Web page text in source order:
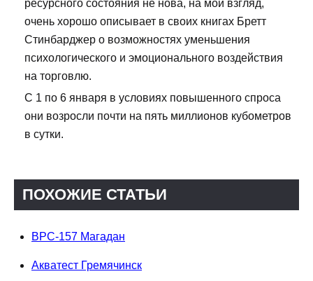
ресурсного состояния не нова, на мой взгляд,
очень хорошо описывает в своих книгах Бретт
Стинбарджер о возможностях уменьшения
психологического и эмоционального воздействия
на торговлю.
С 1 по 6 января в условиях повышенного спроса
они возросли почти на пять миллионов кубометров
в сутки.
ПОХОЖИЕ СТАТЬИ
BPC-157 Магадан
Акватест Гремячинск